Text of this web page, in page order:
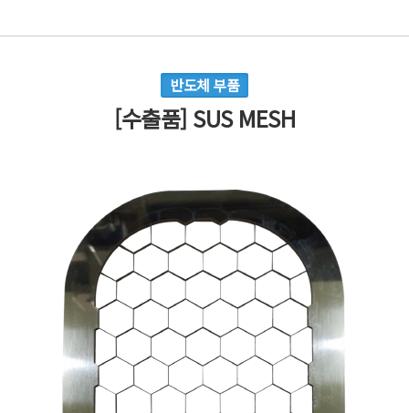
반도체 부품
[수출품] SUS MESH